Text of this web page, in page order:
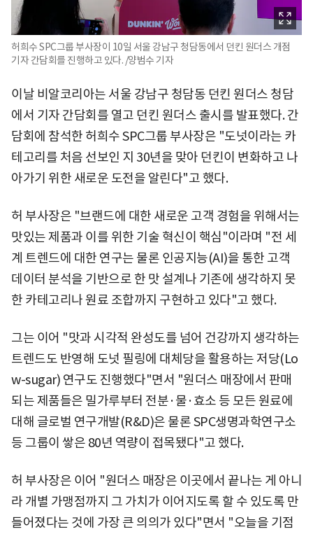
허희수 SPC그룹 부사장이 10일 서울 강남구 청담동에서 던킨 원더스 개점
기자 간담회를 진행하고 있다. /양범수 기자
이날 비알코리아는 서울 강남구 청담동 던킨 원더스 청담
에서 기자 간담회를 열고 던킨 원더스 출시를 발표했다. 간
담회에 참석한 허희수 SPC그룹 부사장은 "도넛이라는 카
테고리를 처음 선보인 지 30년을 맞아 던킨이 변화하고 나
아가기 위한 새로운 도전을 알린다"고 했다.
허 부사장은 "브랜드에 대한 새로운 고객 경험을 위해서는
맛있는 제품과 이를 위한 기술 혁신이 핵심"이라며 "전 세
계 트렌드에 대한 연구는 물론 인공지능(AI)을 통한 고객
데이터 분석을 기반으로 한 맛 설계나 기존에 생각하지 못
한 카테고리나 원료 조합까지 구현하고 있다"고 했다.
그는 이어 "맛과 시각적 완성도를 넘어 건강까지 생각하는
트렌드도 반영해 도넛 필링에 대체당을 활용하는 저당(Lo
w-sugar) 연구도 진행했다"면서 "원더스 매장에서 판매
되는 제품들은 밀가루부터 전분·물·효소 등 모든 원료에
대해 글로벌 연구개발(R&D)은 물론 SPC생명과학연구소
등 그룹이 쌓은 80년 역량이 접목됐다"고 했다.
허 부사장은 이어 "원더스 매장은 이곳에서 끝나는 게 아니
라 개별 가맹점까지 그 가치가 이어지도록 할 수 있도록 만
들어졌다는 것에 가장 큰 의의가 있다"면서 "오늘을 기점